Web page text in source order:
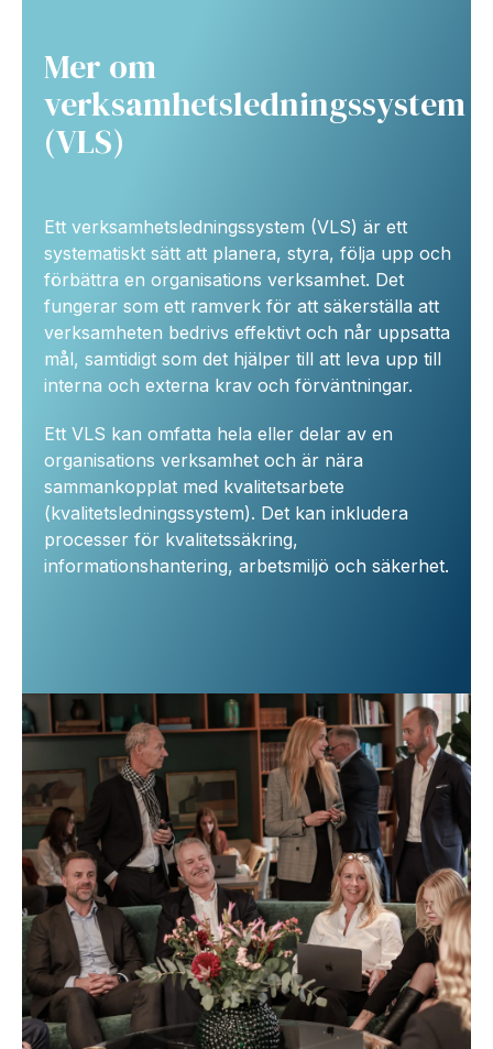
Mer om
verksamhetsledningssystem
(VLS)
Ett verksamhetsledningssystem (VLS) är ett
systematiskt sätt att planera, styra, följa upp och
förbättra en organisations verksamhet. Det
fungerar som ett ramverk för att säkerställa att
verksamheten bedrivs effektivt och når uppsatta
mål, samtidigt som det hjälper till att leva upp till
interna och externa krav och förväntningar.
Ett VLS kan omfatta hela eller delar av en
organisations verksamhet och är nära
sammankopplat med kvalitetsarbete
(kvalitetsledningssystem). Det kan inkludera
processer för kvalitetssäkring,
informationshantering, arbetsmiljö och säkerhet.